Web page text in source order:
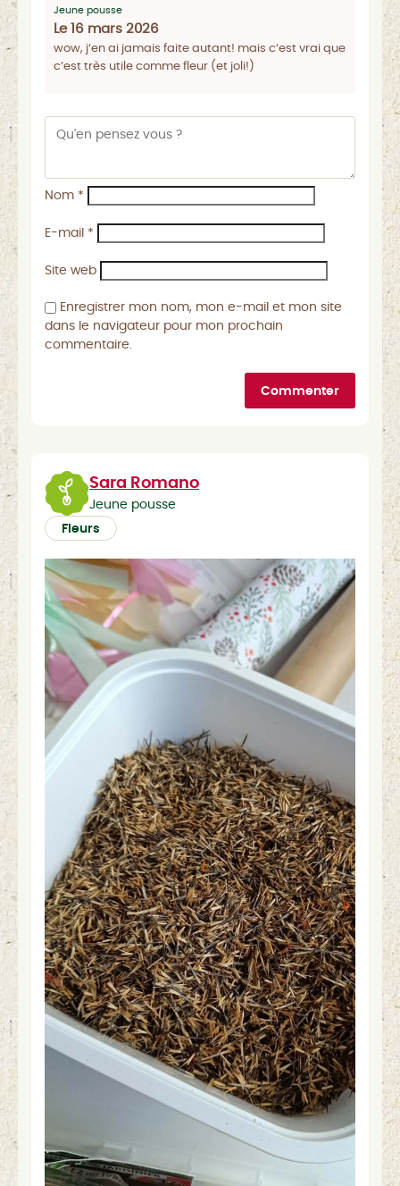
Jeune pousse
Le 16 mars 2026
wow, j‘en ai jamais faite autant! mais c‘est vrai que
c‘est très utile comme fleur (et joli!)
Nom *
E-mail *
Site web
Enregistrer mon nom, mon e-mail et mon site
dans le navigateur pour mon prochain
commentaire.
Commenter
Sara Romano
Jeune pousse
Fleurs